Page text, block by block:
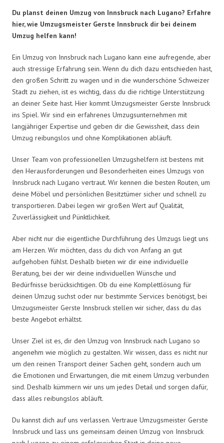
Du planst deinen Umzug von Innsbruck nach Lugano? Erfahre
hier, wie Umzugsmeister Gerste Innsbruck dir bei deinem
Umzug helfen kann!
Ein Umzug von Innsbruck nach Lugano kann eine aufregende, aber
auch stressige Erfahrung sein. Wenn du dich dazu entschieden hast,
den großen Schritt zu wagen und in die wunderschöne Schweizer
Stadt zu ziehen, ist es wichtig, dass du die richtige Unterstützung
an deiner Seite hast. Hier kommt Umzugsmeister Gerste Innsbruck
ins Spiel. Wir sind ein erfahrenes Umzugsunternehmen mit
langjähriger Expertise und geben dir die Gewissheit, dass dein
Umzug reibungslos und ohne Komplikationen abläuft.
Unser Team von professionellen Umzugshelfern ist bestens mit
den Herausforderungen und Besonderheiten eines Umzugs von
Innsbruck nach Lugano vertraut. Wir kennen die besten Routen, um
deine Möbel und persönlichen Besitztümer sicher und schnell zu
transportieren. Dabei legen wir großen Wert auf Qualität,
Zuverlässigkeit und Pünktlichkeit.
Aber nicht nur die eigentliche Durchführung des Umzugs liegt uns
am Herzen. Wir möchten, dass du dich von Anfang an gut
aufgehoben fühlst. Deshalb bieten wir dir eine individuelle
Beratung, bei der wir deine individuellen Wünsche und
Bedürfnisse berücksichtigen. Ob du eine Komplettlösung für
deinen Umzug suchst oder nur bestimmte Services benötigst, bei
Umzugsmeister Gerste Innsbruck stellen wir sicher, dass du das
beste Angebot erhältst.
Unser Ziel ist es, dir den Umzug von Innsbruck nach Lugano so
angenehm wie möglich zu gestalten. Wir wissen, dass es nicht nur
um den reinen Transport deiner Sachen geht, sondern auch um
die Emotionen und Erwartungen, die mit einem Umzug verbunden
sind. Deshalb kümmern wir uns um jedes Detail und sorgen dafür,
dass alles reibungslos abläuft.
Du kannst dich auf uns verlassen. Vertraue Umzugsmeister Gerste
Innsbruck und lass uns gemeinsam deinen Umzug von Innsbruck